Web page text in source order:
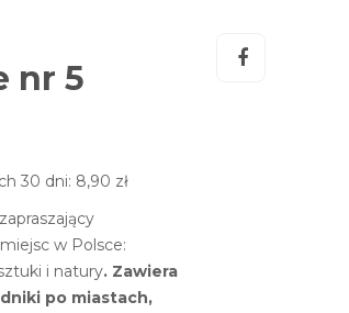
nr 5
30 dni: 8,90 zł
w Polsce:
i natury. Zawiera
po miastach,